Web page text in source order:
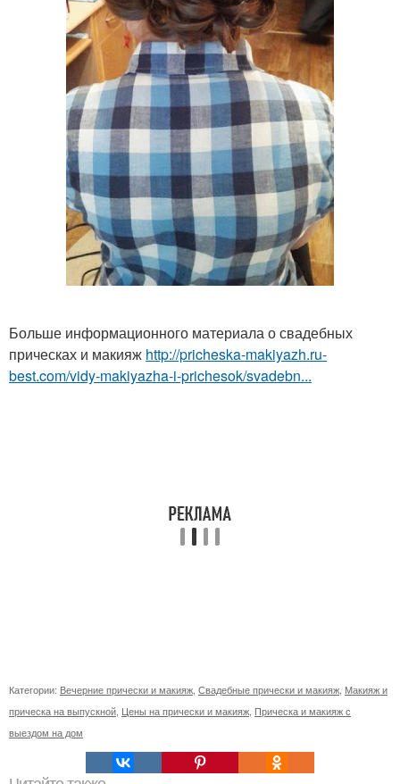
Больше информационного материала о свадебных
прическах и макияж http://pricheska-makiyazh.ru-
best.com/vidy-makiyazha-i-prichesok/svadebn...
Категории: Вечерние прически и макияж Свадебные прически и макияж Макияж и
прическа на выпускной Цены на прически и макияж Прическа и макияж с
выездом на дом